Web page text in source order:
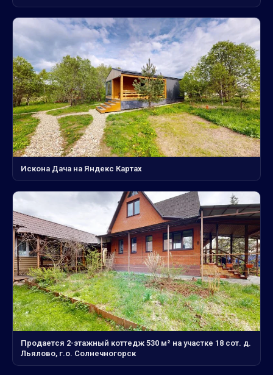
Искона Дача на Яндекс Картах
Продается 2-этажный коттедж 530 м² на участке 18 сот. д.
Льялово, г.о. Солнечногорск